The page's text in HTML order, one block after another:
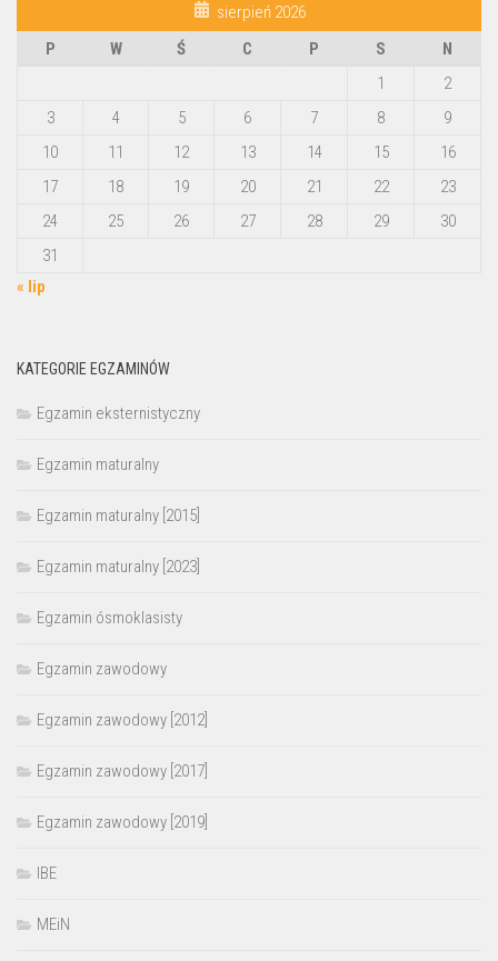
sierpień 2026
P
W Ś C P S
N
1
2
3
4 5 6 7 8
9
10
11 12 13 14 15
16
17
18 19 20 21 22
23
24
25 26 27 28 29
30
31
« lip
KATEGORIE EGZAMINÓW
Egzamin eksternistyczny
Egzamin maturalny
Egzamin maturalny [2015]
Egzamin maturalny [2023]
Egzamin ósmoklasisty
Egzamin zawodowy
Egzamin zawodowy [2012]
Egzamin zawodowy [2017]
Egzamin zawodowy [2019]
IBE
MEiN